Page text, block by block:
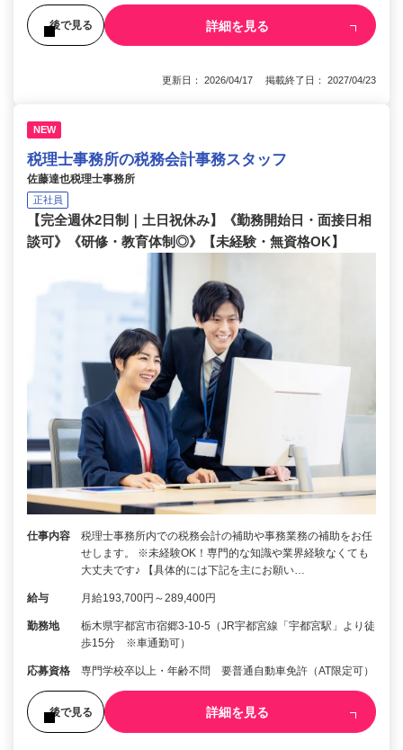
後で見る 詳細を見る
更新日： 2026/04/17 掲載終了日： 2027/04/23
NEW
税理士事務所の税務会計事務スタッフ
佐藤達也税理士事務所
正社員
【完全週休2日制｜土日祝休み】《勤務開始日・面接日相
談可》《研修・教育体制◎》【未経験・無資格OK】
仕事内容
税理士事務所内での税務会計の補助や事務業務の補助をお任
せします。 ※未経験OK！専門的な知識や業界経験なくても
大丈夫です♪ 【具体的には下記を主にお願い…
給与 月給193,700円～289,400円
勤務地
栃木県宇都宮市宿郷3-10-5（JR宇都宮線「宇都宮駅」より徒
歩15分 ※車通勤可）
応募資格 専門学校卒以上・年齢不問 要普通自動車免許（AT限定可）
後で見る 詳細を見る